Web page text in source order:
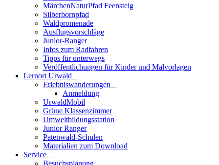
MärchenNaturPfad Feensteig
Silberbornpfad
Waldpromenade
Ausflugsvorschläge
Junior-Ranger
Infos zum Radfahren
Tipps für unterwegs
Veröffentlichungen für Kinder und Malvorlagen
Lernort Urwald
Erlebniswanderungen
Anmeldung
UrwaldMobil
Grüne Klassenzimmer
Umweltbildungsstation
Junior Ranger
Patenwald-Schulen
Materialien zum Download
Service
Besuchsplanung